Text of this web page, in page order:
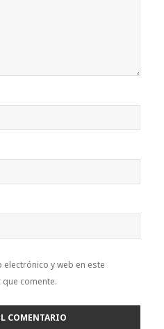
y web en este
comente.